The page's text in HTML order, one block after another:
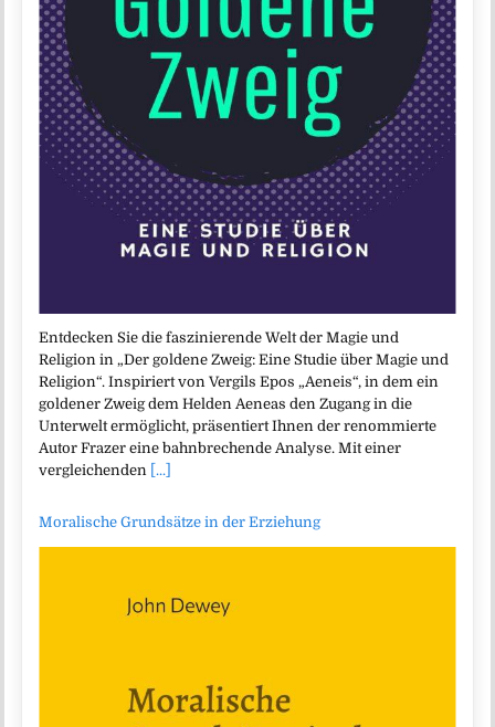
Entdecken Sie die faszinierende Welt der Magie und
Religion in „Der goldene Zweig: Eine Studie über Magie und
Religion“. Inspiriert von Vergils Epos „Aeneis“, in dem ein
goldener Zweig dem Helden Aeneas den Zugang in die
Unterwelt ermöglicht, präsentiert Ihnen der renommierte
Autor Frazer eine bahnbrechende Analyse. Mit einer
vergleichenden [...]
Moralische Grundsätze in der Erziehung